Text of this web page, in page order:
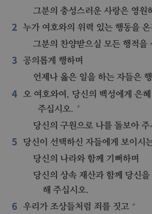
그분의 충성스러운 사랑은 영원
2 누가 여호와의 위력 있는 행동을
그분의 찬양받으실 모든 행적을
3 공의롭게 행하며
언제나 옳은 일을 하는 자들은
4 오 여호와여, 당신의 백성에게 은혜
주십시오. +
당신의 구원으로 나를 돌보아 주
5 당신이 선택하신 자들에게 보이시
당신의 나라와 함께 기뻐하며
당신의 상속 재산과 함께 당신을
해 주십시오.
6 우리가 조상들처럼 죄를 짓고 +